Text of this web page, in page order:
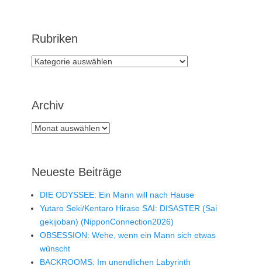
Rubriken
Rubriken
Archiv
Archiv
Neueste Beiträge
DIE ODYSSEE: Ein Mann will nach Hause
Yutaro Seki/Kentaro Hirase SAI: DISASTER (Sai
gekijoban) (NipponConnection2026)
OBSESSION: Wehe, wenn ein Mann sich etwas
wünscht
BACKROOMS: Im unendlichen Labyrinth